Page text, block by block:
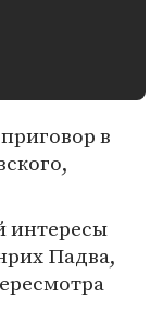
в
интересы
Падва,